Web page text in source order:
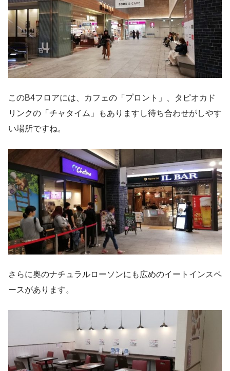
このB4フロアには、カフェの「プロント」、タピオカド
リンクの「チャタイム」もありますし待ち合わせがしやす
い場所ですね。
さらに奥のナチュラルローソンにも広めのイートインスペ
ースがあります。